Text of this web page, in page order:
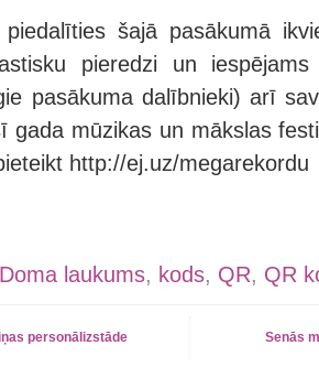
šajā pasākumā
pieredzi un
pasākuma dalībnieki) arī
gada mūzikas un mākslas
http://ej.uz/megarekordu
Doma laukums, kods, QR, QR
personālizstāde
Senās